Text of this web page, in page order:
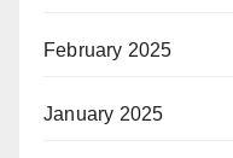
February 2025
January 2025